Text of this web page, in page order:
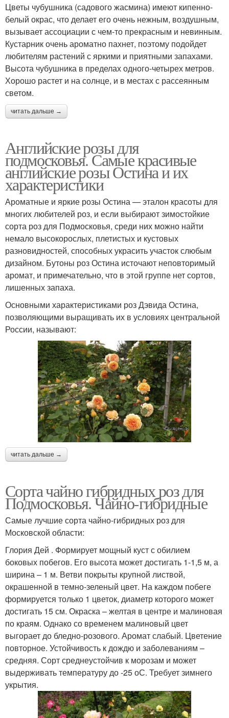
Цветы чубушника (садового жасмина) имеют кипенно-
белый окрас, что делает его очень нежным, воздушным,
вызывает ассоциации с чем-то прекрасным и невинным.
Кустарник очень ароматно пахнет, поэтому подойдет
любителям растений с яркими и приятными запахами.
Высота чубушника в пределах одного-четырех метров.
Хорошо растет и на солнце, и в местах с рассеянным
светом.
читать дальше →
Английские розы для
подмосковья. Самые красивые
английские розы Остина и их
характеристики
Ароматные и яркие розы Остина — эталон красоты для
многих любителей роз, и если выбирают зимостойкие
сорта роз для Подмосковья, среди них можно найти
немало высокорослых, плетистых и кустовых
разновидностей, способных украсить участок слюбым
дизайном. Бутоны роз Остина источают неповторимый
аромат, и примечательно, что в этой группе нет сортов,
лишенных запаха.
Основными характеристиками роз Дэвида Остина,
позволяющими выращивать их в условиях центральной
России, называют:
читать дальше →
Сорта чайно гибридных роз для
Подмосковья. Чайно-гибридные
Самые лучшие сорта чайно-гибридных роз для
Московской области:
Глория Дей . Формирует мощный куст с обилием
боковых побегов. Его высота может достигать 1-1,5 м, а
ширина – 1 м. Ветви покрыты крупной листвой,
окрашенной в темно-зеленый цвет. На каждом побеге
формируется только 1 цветок, диаметр которого может
достигать 15 см. Окраска – желтая в центре и малиновая
по краям. Однако со временем малиновый цвет
выгорает до бледно-розового. Аромат слабый. Цветение
повторное. Устойчивость к дождю и заболеваниям –
средняя. Сорт среднеустойчив к морозам и может
выдерживать температуру до -25 оС. Требует зимнего
укрытия.